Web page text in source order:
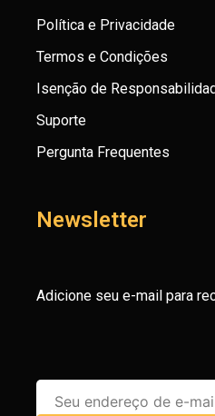
Política e Privacidade
Termos e Condições
Isenção de
Suporte
Pergunta Frequentes
Newsletter
Adicione seu e-mail para